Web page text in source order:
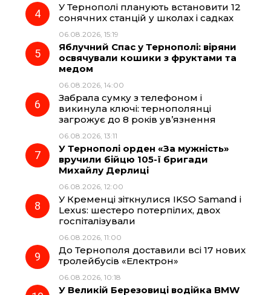
У Тернополі планують встановити 12
сонячних станцій у школах і садках
06.08.2026, 15:19
Яблучний Спас у Тернополі: віряни
освячували кошики з фруктами та
медом
06.08.2026, 14:00
Забрала сумку з телефоном і
викинула ключі: тернополянці
загрожує до 8 років ув’язнення
06.08.2026, 13:11
У Тернополі орден «За мужність»
вручили бійцю 105-ї бригади
Михайлу Дерлиці
06.08.2026, 12:00
У Кременці зіткнулися IKSO Samand і
Lexus: шестеро потерпілих, двох
госпіталізували
06.08.2026, 11:00
До Тернополя доставили всі 17 нових
тролейбусів «Електрон»
06.08.2026, 10:18
У Великій Березовиці водійка BMW